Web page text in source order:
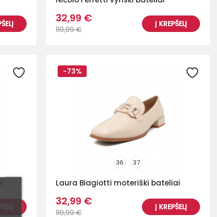
32,99 €
119,99 €
Į KREPŠELĮ
-73%
36 37
Laura Biagiotti moteriški bateliai
32,99 €
119,99 €
Į KREPŠELĮ